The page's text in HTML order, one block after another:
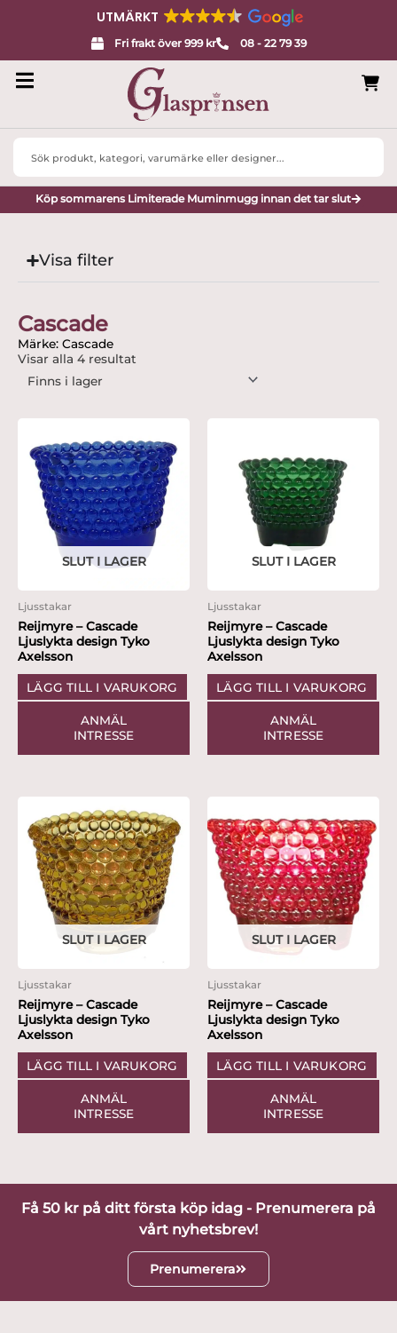
UTMÄRKT
Fri frakt över 999 kr 08 - 22 79 39
Search
Köp sommarens Limiterade Muminmugg innan det tar slut
Visa filter
Cascade
Märke: Cascade
Visar alla 4 resultat
SLUT I LAGER
Ljusstakar
Reijmyre – Cascade
Ljuslykta design Tyko
Axelsson
LÄGG TILL I VARUKORG
ANMÄL
INTRESSE
SLUT I LAGER
Ljusstakar
Reijmyre – Cascade
Ljuslykta design Tyko
Axelsson
LÄGG TILL I VARUKORG
ANMÄL
INTRESSE
SLUT I LAGER
Ljusstakar
Reijmyre – Cascade
Ljuslykta design Tyko
Axelsson
LÄGG TILL I VARUKORG
ANMÄL
INTRESSE
SLUT I LAGER
Ljusstakar
Reijmyre – Cascade
Ljuslykta design Tyko
Axelsson
LÄGG TILL I VARUKORG
ANMÄL
INTRESSE
Få 50 kr på ditt första köp idag - Prenumerera på
vårt nyhetsbrev!
Prenumerera